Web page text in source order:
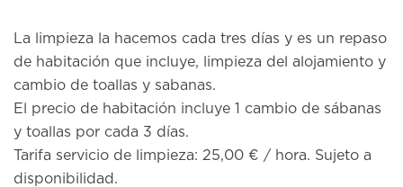
La limpieza la hacemos cada tres días y es un repaso
de habitación que incluye, limpieza del alojamiento y
cambio de toallas y sabanas.
El precio de habitación incluye 1 cambio de sábanas
y toallas por cada 3 días.
Tarifa servicio de limpieza: 25,00 € / hora. Sujeto a
disponibilidad.